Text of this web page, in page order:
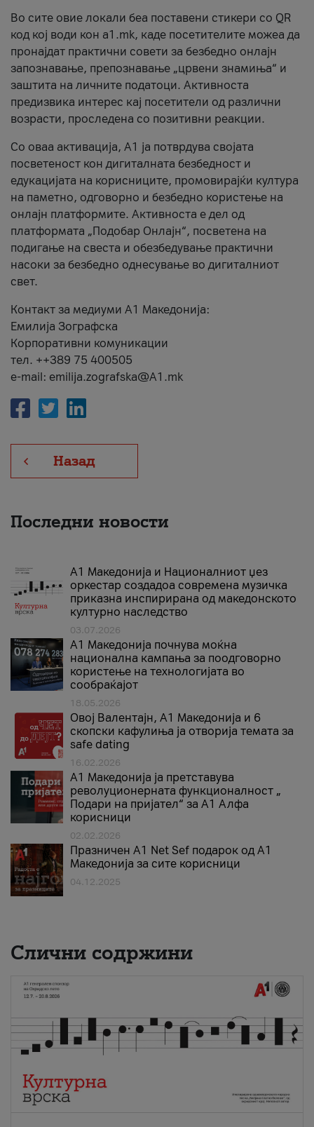
Во сите овие локали беа поставени стикери со QR
код кој води кон a1.mk, каде посетителите можеа да
пронајдат практични совети за безбедно онлајн
запознавање, препознавање „црвени знамиња“ и
заштита на личните податоци. Активноста
предизвика интерес кај посетители од различни
возрасти, проследена со позитивни реакции.
Со оваа активација, А1 ја потврдува својата
посветеност кон дигиталната безбедност и
едукацијата на корисниците, промовирајќи култура
на паметно, одговорно и безбедно користење на
онлајн платформите. Активноста е дел од
платформата „Подобар Онлајн“, посветена на
подигање на свеста и обезбедување практични
насоки за безбедно однесување во дигиталниот
свет.
Контакт за медиуми А1 Македонија:
Емилија Зографска
Корпоративни комуникации
тел. ++389 75 400505
e-mail: emilija.zografska@A1.mk
Назад
Последни новости
А1 Македонија и Националниот џез
оркестар создадоа современа музичка
приказна инспирирана од македонското
културно наследство
03.07.2026
A1 Македонија почнува моќна
национална кампања за поодговорно
користење на технологијата во
сообраќајот
18.05.2026
Овој Валентајн, A1 Македонија и 6
скопски кафулиња ја отворија темата за
safe dating
16.02.2026
А1 Македонија ја претставува
револуционерната функционалност „
Подари на пријател“ за А1 Алфа
корисници
02.02.2026
Празничен A1 Net Sеf подарок од А1
Македонија за сите корисници
04.12.2025
Слични содржини